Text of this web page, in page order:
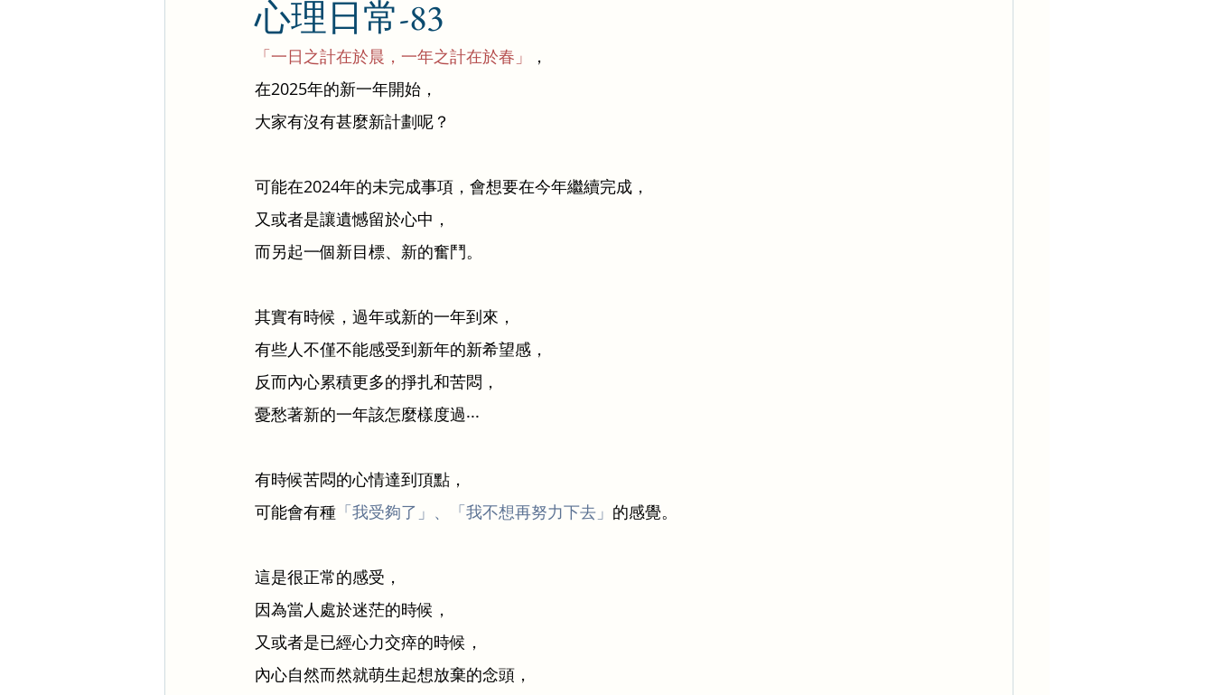
心理日常-83
「一日之計在於晨，一年之計在於春」
，
在2025年的新一年開始，
大家有沒有甚麼新計劃呢？
可能在2024年的未完成事項，會想要在今年繼續完成，
又或者是讓遺憾留於心中，
而另起一個新目標、新的奮鬥。
其實有時候，過年或新的一年到來，
有些人不僅不能感受到新年的新希望感，
反而內心累積更多的掙扎和苦悶，
憂愁著新的一年該怎麼樣度過‧‧‧
有時候苦悶的心情達到頂點，
可能會有種 「我受夠了」、「我不想再努力下去」 的感覺。
這是很正常的感受，
因為當人處於迷茫的時候，
又或者是已經心力交瘁的時候，
內心自然而然就萌生起想放棄的念頭，